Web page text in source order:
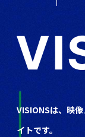
VISIONSは、映
イトです。